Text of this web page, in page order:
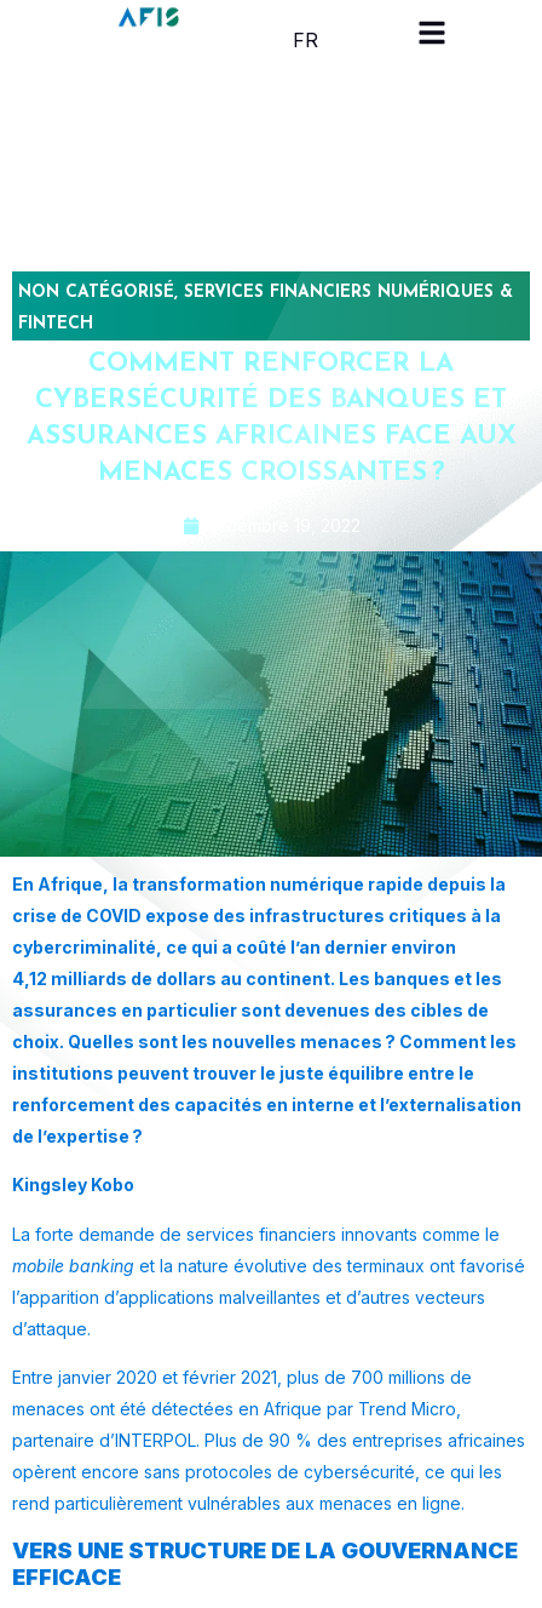
Panneau de gestion des cookies
FR
NON CATÉGORISÉ, SERVICES FINANCIERS NUMÉRIQUES &
FINTECH
COMMENT RENFORCER LA
CYBERSÉCURITÉ DES BANQUES ET
ASSURANCES AFRICAINES FACE AUX
MENACES CROISSANTES ?
décembre 19, 2022
En Afrique, la transformation numérique rapide depuis la
crise de COVID expose des infrastructures critiques à la
cybercriminalité, ce qui a coûté l’an dernier environ
4,12 milliards de dollars au continent. Les banques et les
assurances en particulier sont devenues des cibles de
choix. Quelles sont les nouvelles menaces ? Comment les
institutions peuvent trouver le juste équilibre entre le
renforcement des capacités en interne et l’externalisation
de l’expertise ?
Kingsley Kobo
La forte demande de services financiers innovants comme le
mobile banking et la nature évolutive des terminaux ont favorisé
l’apparition d’applications malveillantes et d’autres vecteurs
d’attaque.
Entre janvier 2020 et février 2021, plus de 700 millions de
menaces ont été détectées en Afrique par Trend Micro,
partenaire d’INTERPOL. Plus de 90 % des entreprises africaines
opèrent encore sans protocoles de cybersécurité, ce qui les
rend particulièrement vulnérables aux menaces en ligne.
VERS UNE STRUCTURE DE LA GOUVERNANCE
EFFICACE